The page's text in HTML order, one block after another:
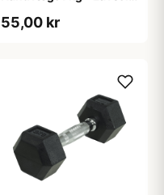
gummi - Riflet håndtag
55,00 kr